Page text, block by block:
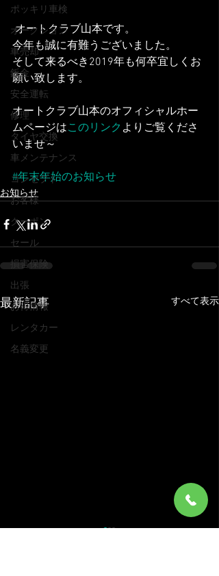
ポッキリ車検
オークション
車売却
鈑金
安全運転
修理
タイヤ交換
車メンテナンス
コンセプト
お客様
クーポン
セール
損害保険
出張
お得情報
レンタカー
名義変更
オートクラブ山本です。
今年も誠に有難うございました。
そして来るべき2019年も何卒宜しくお
願い致します。
オートクラブ山本のオフィシャルホー
ムページはこのリンク よりご覧くださ
いませ～
#年末年始のお知らせ
お知らせ
最新記事 すべて表示